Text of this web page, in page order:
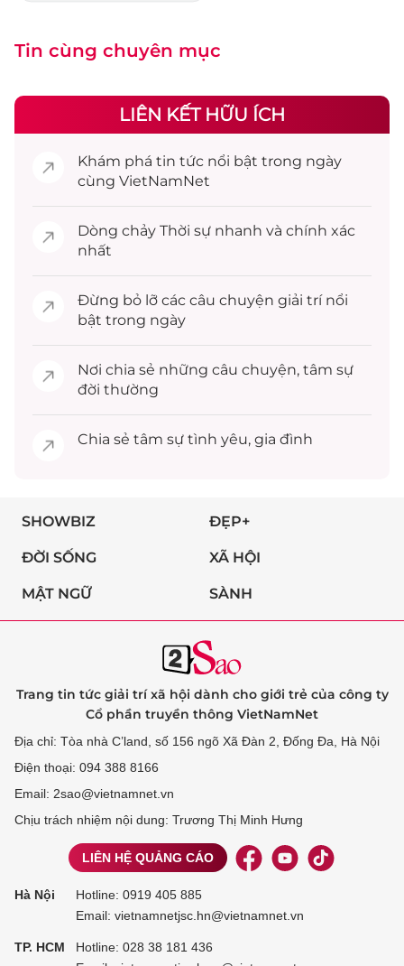
Tin cùng chuyên mục
LIÊN KẾT HỮU ÍCH
Khám phá tin tức nổi bật trong ngày
cùng VietNamNet
Dòng chảy Thời sự nhanh và chính xác
nhất
Đừng bỏ lỡ các câu chuyện giải trínổi
bật trong ngày
Nơi chia sẻ những câu chuyện, tâm sự
đời thường
Chia sẻ tâm sự tình yêu, gia đình
SHOWBIZ ĐẸP+
ĐỜI SỐNG XÃ HỘI
MẬT NGỮ SÀNH
Trang tin tức giải trí xã hội dành cho giới trẻ của công ty
Cổ phần truyền thông VietNamNet
Địa chỉ: Tòa nhà C’land, số 156 ngõ Xã Đàn 2, Đống Đa, Hà Nội
Điện thoại: 094 388 8166
Email: 2sao@vietnamnet.vn
Chịu trách nhiệm nội dung: Trương Thị Minh Hưng
LIÊN HỆ QUẢNG CÁO
Hà Nội Hotline: 0919 405 885
Email: vietnamnetjsc.hn@vietnamnet.vn
TP. HCM Hotline: 028 38 181 436